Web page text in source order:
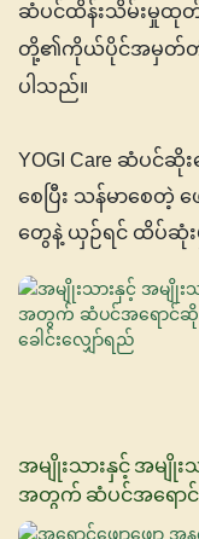
ဆံပင်ထိန်းသိမ်းမှုထုတ်
တို့၏ကိုယ်ပိုင်အမှတ်တံ
ပါသည်။
YOGI Care ဆံပင်
စေပြီး သန်မာစေတဲ့
တွေနဲ့ ယှဉ်ရင် ထိပ်ဆုံး
အမျိုးသားနှင့် အမျိုးသ
အတွက် ဆံပင်အရောင်
ဆိုးဆေး ခေါင်းလျှော်